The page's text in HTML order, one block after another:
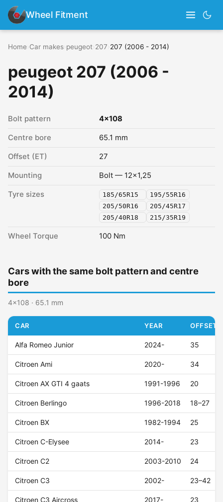
Wheel Fitment
Home Car makes peugeot 207 207 (2006 - 2014)
peugeot 207 (2006 -
2014)
Bolt pattern 4x108
Centre bore 65.1 mm
Offset (ET) 27
Mounting Bolt — 12x1,25
Tyre sizes 185/65R15
195/55R16
205/50R16
205/45R17
205/40R18
215/35R19
Wheel Torque 100 Nm
Cars with the same bolt pattern and centre
bore
4x108 · 65.1 mm
CAR YEAR OFFSET
Alfa Romeo Junior 2024- 35
Citroen Ami 2020- 34
Citroen AX GTI 4 gaats 1991-1996 20
Citroen Berlingo 1996-2018 18–27
Citroen BX 1982-1994 25
Citroen C-Elysee 2014- 23
Citroen C2 2003-2010 24
Citroen C3 2002- 23–42
Citroen C3 Aircross 2017- 23